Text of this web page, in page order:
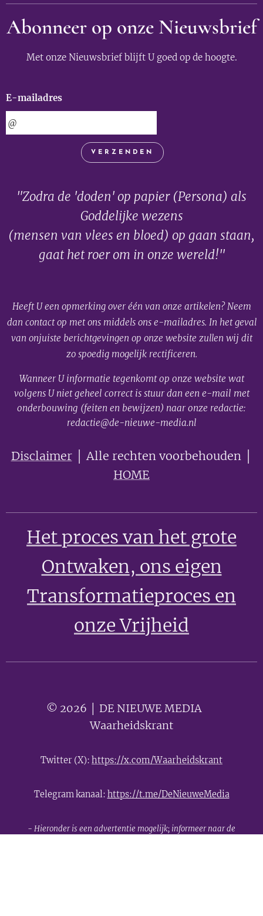
Abonneer op onze Nieuwsbrief
Met onze Nieuwsbrief blijft U goed op de hoogte.
E-mailadres
VERZENDEN
"Zodra de 'doden' op papier (Persona) als
Goddelijke wezens
(mensen van vlees en bloed) op gaan staan,
gaat het roer om in onze wereld!"
Heeft U een opmerking over één van onze artikelen? Neem
dan contact op met ons middels ons e-mailadres. In het geval
van onjuiste berichtgevingen op onze website zullen wij dit
zo spoedig mogelijk rectificeren.
Wanneer U informatie tegenkomt op onze website wat
volgens U niet geheel correct is stuur dan een e-mail met
onderbouwing (feiten en bewijzen) naar onze redactie:
redactie@de-nieuwe-media.nl
Disclaimer│ Alle rechten voorbehouden │
HOME
Het proces van het grote
Ontwaken, ons eigen
Transformatieproces en
onze Vrijheid
© 2026 │ DE NIEUWE MEDIA 🟣
Waarheidskrant
Twitter (X): https://x.com/Waarheidskrant
Telegram kanaal: https://t.me/DeNieuweMedia
- Hieronder is een advertentie mogelijk; informeer naar de